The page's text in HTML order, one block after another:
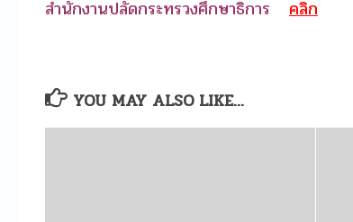
สำนักงานปลัดกระทรวงศึกษาธิการ คลิก
YOU MAY ALSO LIKE...